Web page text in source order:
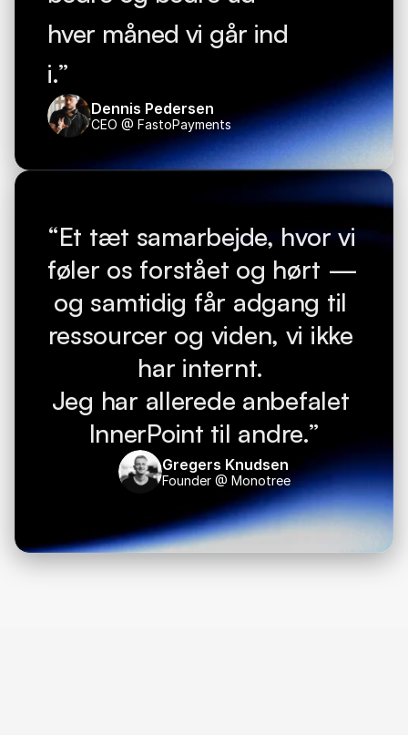
hver måned vi går ind
i.”
Dennis Pedersen
CEO @ FastoPayments
“Et tæt samarbejde, hvor vi
føler os forstået og hørt —
og samtidig får adgang til
ressourcer og viden, vi ikke
har internt.
Jeg har allerede anbefalet
InnerPoint til andre.”
Gregers Knudsen
Founder @ Monotree